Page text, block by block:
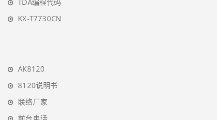
KX-T7730CN
AK8120
8120说明书
联络厂家
前台电话